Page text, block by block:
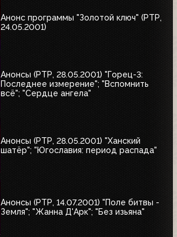
Анонс программы "Золотой ключ" (РТР,
24.05.2001)
Анонсы (РТР, 28.05.2001) "Горец-3:
Последнее измерение"; "Вспомнить
всё"; "Сердце ангела"
Анонсы (РТР, 28.05.2001) "Ханский
шатёр"; "Югославия: период распада"
Анонсы (РТР, 14.07.2001) "Поле битвы -
Земля"; "Жанна Д'Арк"; "Без изьяна"